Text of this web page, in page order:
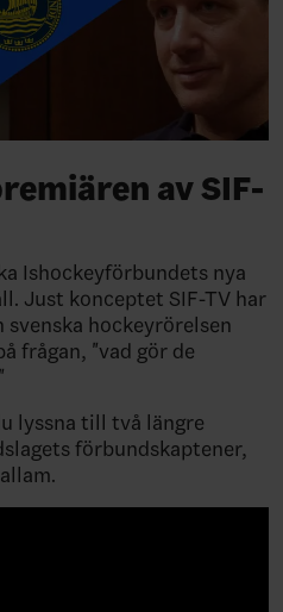
av SIF-
Ishockeyförbundets nya
Just konceptet SIF-TV har
hockeyrörelsen
frågan, "vad gör de
lyssna till två längre
förbundskaptener,